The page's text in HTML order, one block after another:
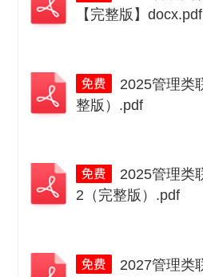
【完整版】docx.pdf
整版）.pdf
2（完整版）.pdf